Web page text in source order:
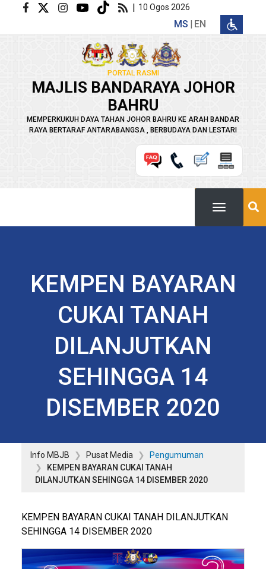
Langkau ke kandungan utama | 10 Ogos 2026
MS EN
PORTAL RASMI
MAJLIS BANDARAYA JOHOR
BAHRU
MEMPERKUKUH DAYA TAHAN JOHOR BAHRU KE ARAH BANDAR
RAYA BERTARAF ANTARABANGSA , BERBUDAYA DAN LESTARI
KEMPEN BAYARAN
CUKAI TANAH
DILANJUTKAN
SEHINGGA 14
DISEMBER 2020
Info MBJB Pusat Media
Pengumuman
KEMPEN BAYARAN CUKAI TANAH
DILANJUTKAN SEHINGGA 14 DISEMBER 2020
KEMPEN BAYARAN CUKAI TANAH DILANJUTKAN
SEHINGGA 14 DISEMBER 2020